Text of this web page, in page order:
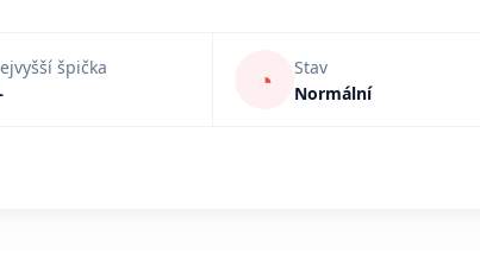
špička
◔
Stav
Normální